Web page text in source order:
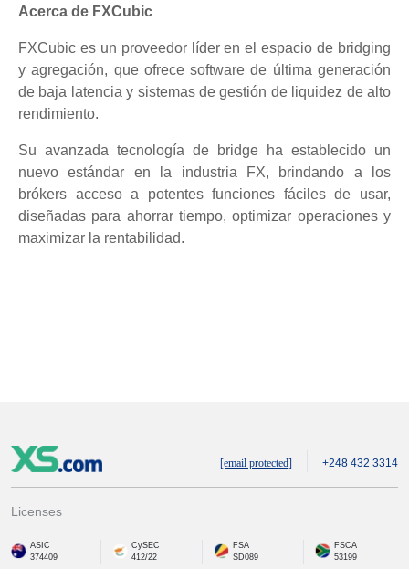
Acerca de FXCubic
FXCubic es un proveedor líder en el espacio de bridging
y agregación, que ofrece software de última generación
de baja latencia y sistemas de gestión de liquidez de alto
rendimiento.
Su avanzada tecnología de bridge ha establecido un
nuevo estándar en la industria FX, brindando a los
brókers acceso a potentes funciones fáciles de usar,
diseñadas para ahorrar tiempo, optimizar operaciones y
maximizar la rentabilidad.
[email protected] +248 432 3314
Licenses
ASIC
374409
CySEC
412/22
FSA
SD089
FSCA
53199